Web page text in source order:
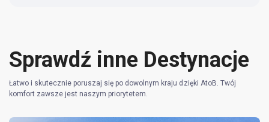
Sprawdź inne Destynacje
Łatwo i skutecznie poruszaj się po dowolnym kraju dzięki AtoB. Twój
komfort zawsze jest naszym priorytetem.